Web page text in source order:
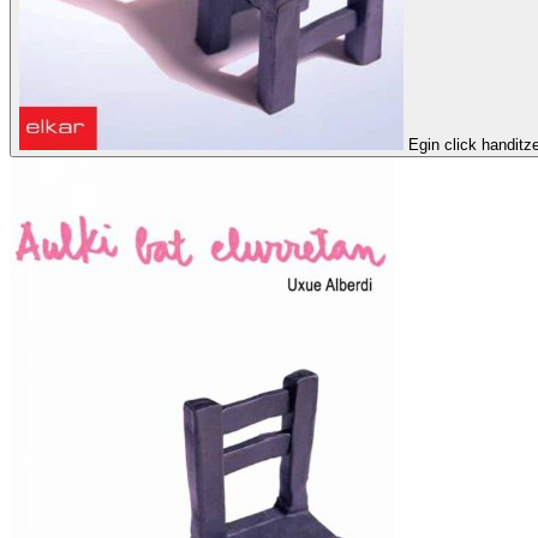
Egin click